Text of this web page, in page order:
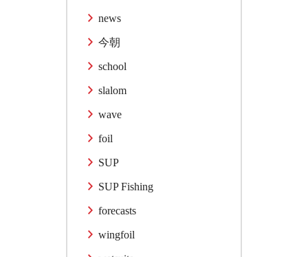
news
今朝
school
slalom
wave
foil
SUP
SUP Fishing
forecasts
wingfoil